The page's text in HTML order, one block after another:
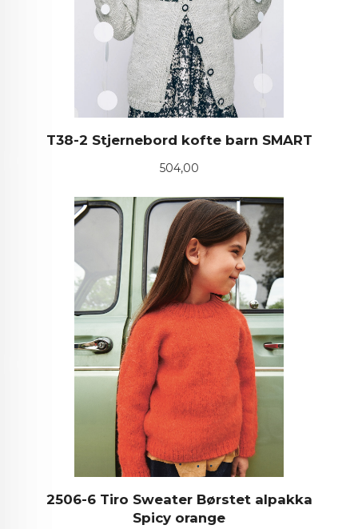
T38-2 Stjernebord kofte barn SMART
Pris
504,00
2506-6 Tiro Sweater Børstet alpakka
Spicy orange